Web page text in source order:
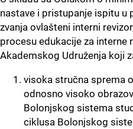
nastave i pristupanje ispitu u
zvanja ovlašteni interni
procesu edukacije za interne
Akademskog Udruženja koji
visoka stručna sprema
odnosno visoko
Bolonjskog sistema
ciklusa Bolonjskog